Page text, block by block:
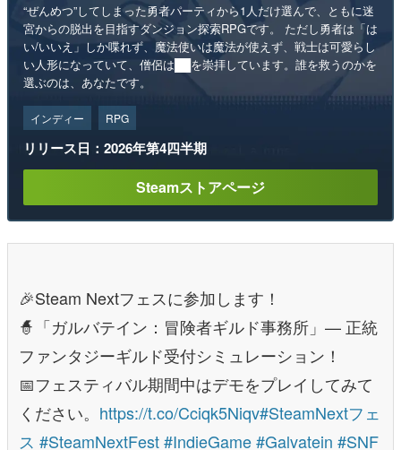
“ぜんめつ”してしまった勇者パーティから1人だけ選んで、ともに迷
宮からの脱出を目指すダンジョン探索RPGです。 ただし勇者は「は
い/いいえ」しか喋れず、魔法使いは魔法が使えず、戦士は可愛らし
い人形になっていて、僧侶は██を崇拝しています。誰を救うのかを
選ぶのは、あなたです。
インディー RPG
リリース日：2026年第4四半期
Steamストアページ
🎉Steam Nextフェスに参加します！
🧙「ガルバテイン：冒険者ギルド事務所」— 正統
ファンタジーギルド受付シミュレーション！
📅フェスティバル期間中はデモをプレイしてみて
ください。 https://t.co/Cciqk5Niqv#SteamNextフェ
ス #SteamNextFest#IndieGame#Galvatein #SNF